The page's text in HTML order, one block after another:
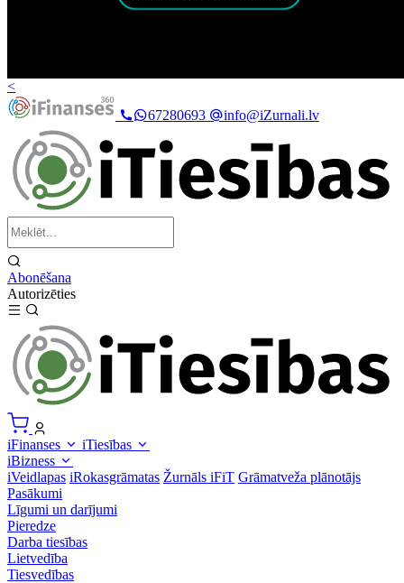
<
67280693
info@iZurnali.lv
Abonēšana
Autorizēties
iFinanses
iTiesības
iBizness
iVeidlapas iRokasgrāmatas Žurnāls iFiT Grāmatveža plānotājs
Pasākumi
Līgumi un darījumi
Pieredze
Darba tiesības
Lietvedība
Tiesvedības